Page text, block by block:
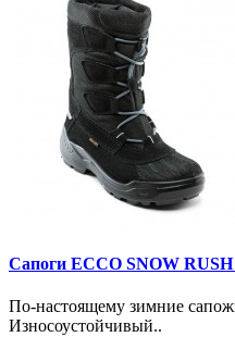
Сапоги ECCO SNOW RUSH
По-настоящему зимние
Износоустойчивый..